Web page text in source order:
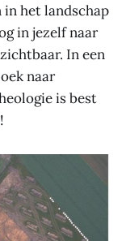
in het landschap
in jezelf naar
In een
naar
is best